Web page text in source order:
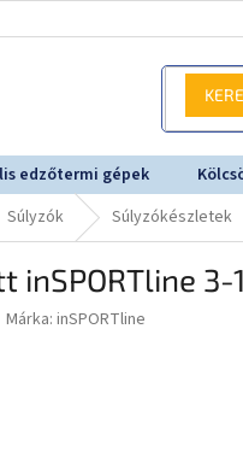
edzőtermi gépek
Súlyzók Súlyzókészletek
inSPORTline
Márka: inSPORTline